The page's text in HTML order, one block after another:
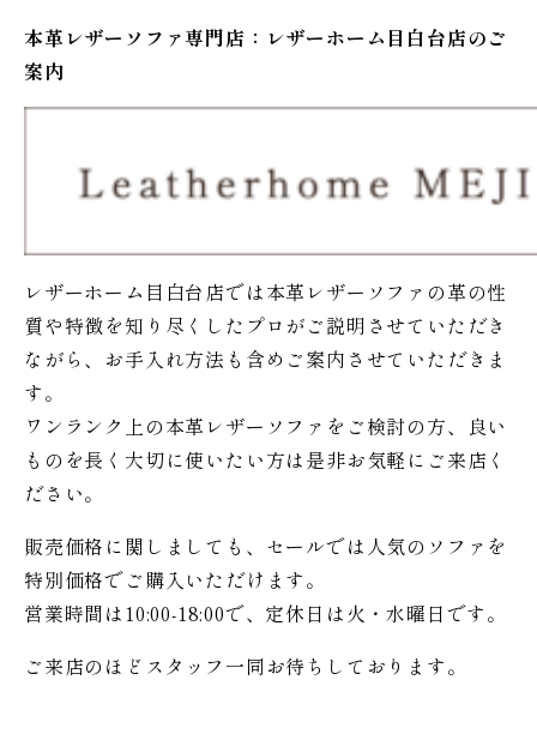
本革レザーソファ専門店：レザーホーム 目白台店のご
案内
レザーホーム目白台店では本革レザーソファの革の性
質や特徴を知り尽くしたプロがご説明させていただき
ながら、お手入れ方法も含めご案内させていただきま
す。
ワンランク上の本革レザーソファをご検討の方、良い
ものを長く大切に使いたい方は是非お気軽にご来店く
ださい。
販売価格に関しましても、セールでは人気のソファを
特別価格でご購入いただけます。
営業時間は10:00-18:00で、定休日は火・水曜日です。
ご来店のほどスタッフ一同お待ちしております。